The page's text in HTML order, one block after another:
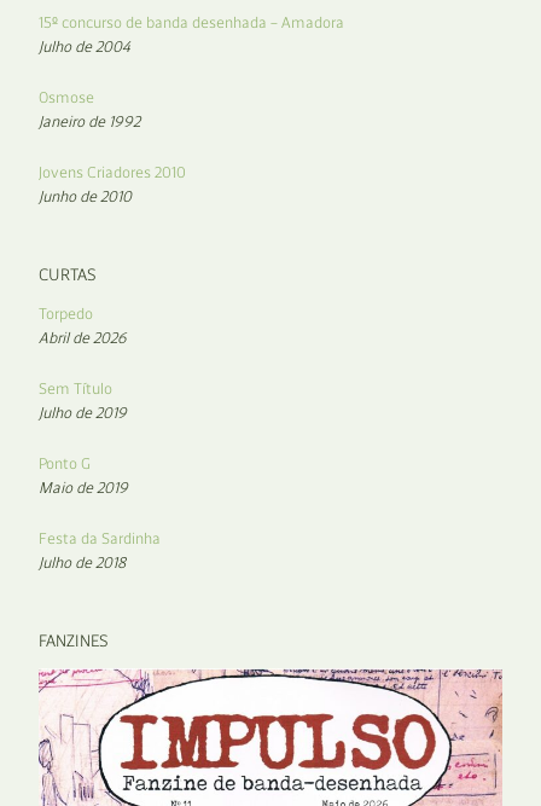
15º concurso de banda desenhada – Amadora
Julho de 2004
Osmose
Janeiro de 1992
Jovens Criadores 2010
Junho de 2010
CURTAS
Torpedo
Abril de 2026
Sem Título
Julho de 2019
Ponto G
Maio de 2019
Festa da Sardinha
Julho de 2018
FANZINES